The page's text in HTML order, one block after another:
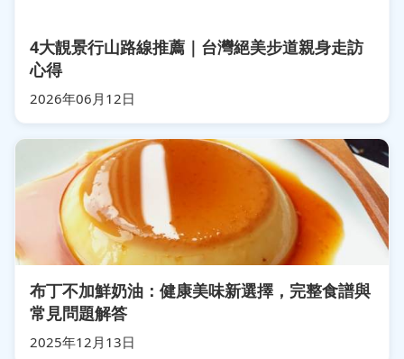
4大靚景行山路線推薦｜台灣絕美步道親身走訪
心得
2026年06月12日
布丁不加鮮奶油：健康美味新選擇，完整食譜與
常見問題解答
2025年12月13日